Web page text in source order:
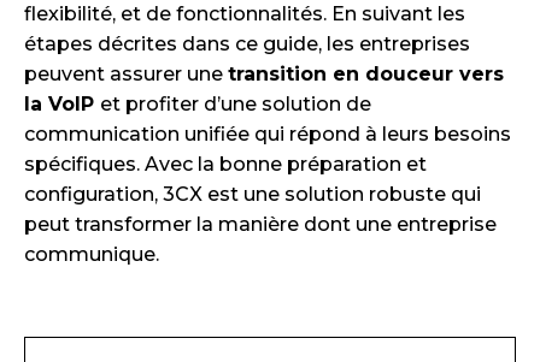
flexibilité, et de fonctionnalités. En suivant les
étapes décrites dans ce guide, les entreprises
peuvent assurer une transition en douceur vers
la VoIP et profiter d’une solution de
communication unifiée qui répond à leurs besoins
spécifiques. Avec la bonne préparation et
configuration, 3CX est une solution robuste qui
peut transformer la manière dont une entreprise
communique.